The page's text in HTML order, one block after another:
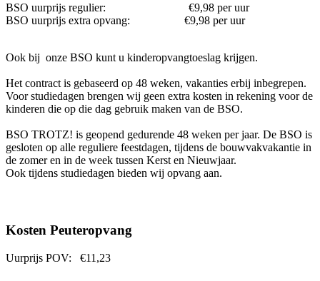
BSO uurprijs regulier: €9,98 per uur
BSO uurprijs extra opvang: €9,98 per uur
Ook bij onze BSO kunt u kinderopvangtoeslag krijgen.
Het contract is gebaseerd op 48 weken, vakanties erbij inbegrepen.
Voor studiedagen brengen wij geen extra kosten in rekening voor de
kinderen die op die dag gebruik maken van de BSO.
BSO TROTZ! is geopend gedurende 48 weken per jaar. De BSO is
gesloten op alle reguliere feestdagen, tijdens de bouwvakvakantie in
de zomer en in de week tussen Kerst en Nieuwjaar.
Ook tijdens studiedagen bieden wij opvang aan.
Kosten Peuteropvang
Uurprijs POV: €11,23